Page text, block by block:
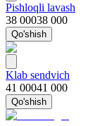
Pishloqli lavash
38 00038 000
Qo'shish
Klab sendvich
41 00041 000
Qo'shish